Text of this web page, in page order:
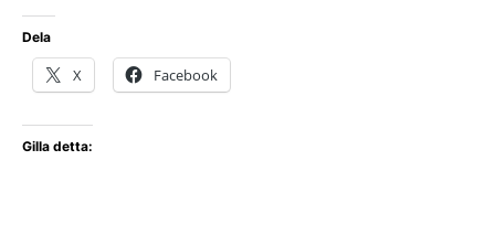
Dela
X Facebook
Gilla detta: